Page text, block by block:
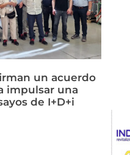
un acuerdo
impulsar una
de I+D+i